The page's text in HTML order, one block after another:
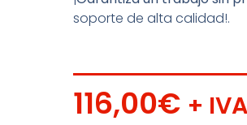
soporte de alta calidad!.
116,00€ + IVA